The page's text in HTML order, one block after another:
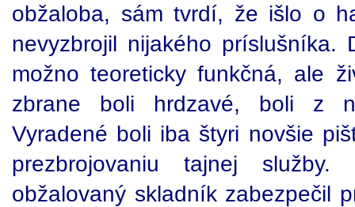
obžaloba, sám tvrdí, že išlo o
nevyzbrojil nijakého príslušníka.
možno teoreticky funkčná, ale
zbrane boli hrdzavé, boli z
Vyradené boli iba štyri novšie
prezbrojovaniu tajnej
obžalovaný skladník zabezpečil